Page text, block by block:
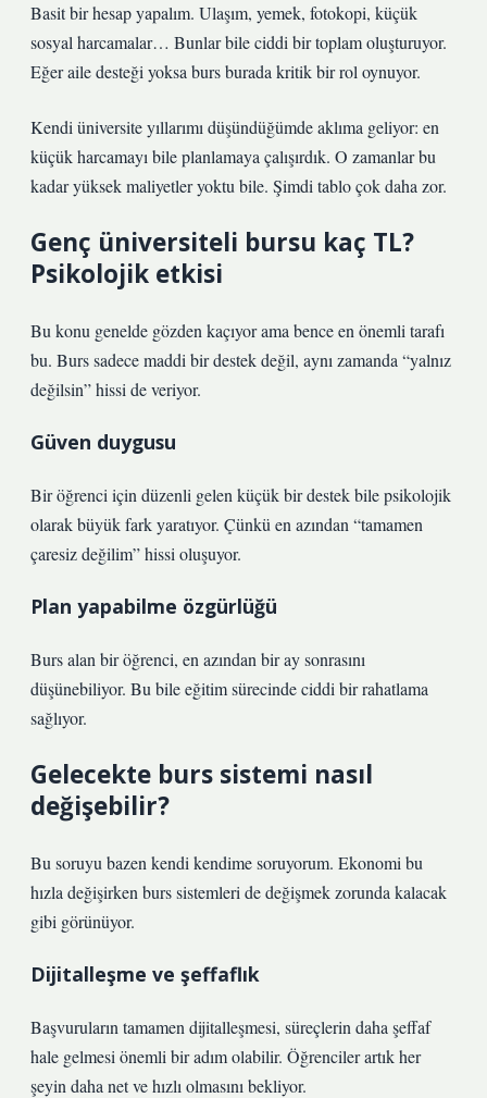
Basit bir hesap yapalım. Ulaşım, yemek, fotokopi, küçük
sosyal harcamalar… Bunlar bile ciddi bir toplam oluşturuyor.
Eğer aile desteği yoksa burs burada kritik bir rol oynuyor.
Kendi üniversite yıllarımı düşündüğümde aklıma geliyor: en
küçük harcamayı bile planlamaya çalışırdık. O zamanlar bu
kadar yüksek maliyetler yoktu bile. Şimdi tablo çok daha zor.
Genç üniversiteli bursu kaç TL?
Psikolojik etkisi
Bu konu genelde gözden kaçıyor ama bence en önemli tarafı
bu. Burs sadece maddi bir destek değil, aynı zamanda “yalnız
değilsin” hissi de veriyor.
Güven duygusu
Bir öğrenci için düzenli gelen küçük bir destek bile psikolojik
olarak büyük fark yaratıyor. Çünkü en azından “tamamen
çaresiz değilim” hissi oluşuyor.
Plan yapabilme özgürlüğü
Burs alan bir öğrenci, en azından bir ay sonrasını
düşünebiliyor. Bu bile eğitim sürecinde ciddi bir rahatlama
sağlıyor.
Gelecekte burs sistemi nasıl
değişebilir?
Bu soruyu bazen kendi kendime soruyorum. Ekonomi bu
hızla değişirken burs sistemleri de değişmek zorunda kalacak
gibi görünüyor.
Dijitalleşme ve şeffaflık
Başvuruların tamamen dijitalleşmesi, süreçlerin daha şeffaf
hale gelmesi önemli bir adım olabilir. Öğrenciler artık her
şeyin daha net ve hızlı olmasını bekliyor.